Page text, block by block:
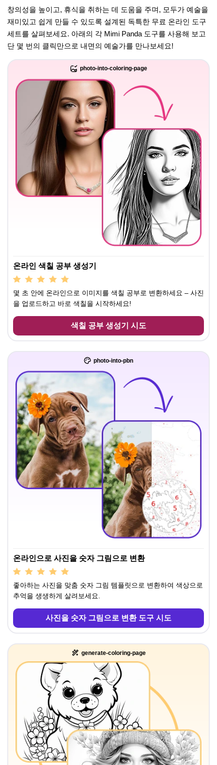
창의성을 높이고, 휴식을 취하는 데 도움을 주며, 모두가 예술을
재미있고 쉽게 만들 수 있도록 설계된 독특한 무료 온라인 도구
세트를 살펴보세요. 아래의 각 Mimi Panda 도구를 사용해 보고
단 몇 번의 클릭만으로 내면의 예술가를 만나보세요!
photo-into-coloring-page
온라인 색칠 공부 생성기
몇 초 안에 온라인으로 이미지를 색칠 공부로 변환하세요 – 사진
을 업로드하고 바로 색칠을 시작하세요!
색칠 공부 생성기 시도
photo-into-pbn
온라인으로 사진을 숫자 그림으로 변환
좋아하는 사진을 맞춤 숫자 그림 템플릿으로 변환하여 색상으로
추억을 생생하게 살려보세요.
사진을 숫자 그림으로 변환 도구 시도
generate-coloring-page